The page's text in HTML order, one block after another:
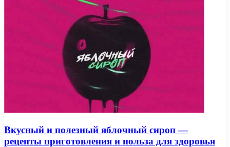
Вкусный и полезный яблочный сироп —
рецепты приготовления и польза для здоровья